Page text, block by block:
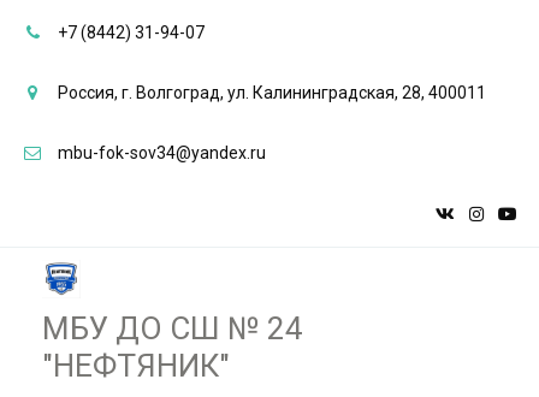
+7 (8442) 31-94-07
Россия, г. Волгоград, ул. Калининградская, 28, 400011
mbu-fok-sov34@yandex.ru
МБУ ДО СШ № 24
"НЕФТЯНИК"­­